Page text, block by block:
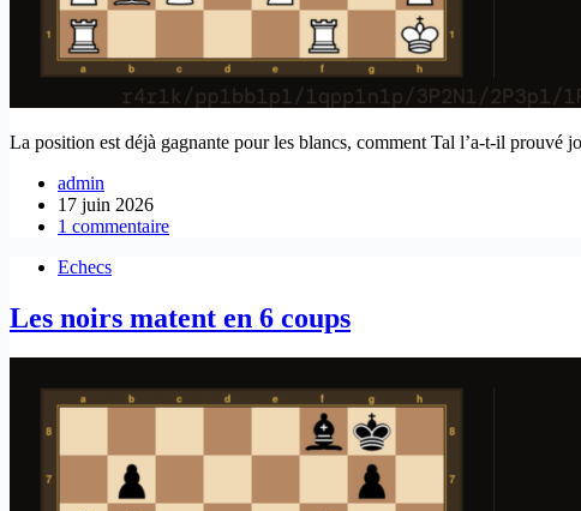
La position est déjà gagnante pour les blancs, comment Tal l’a-t-il prouvé
admin
17 juin 2026
1 commentaire
Echecs
Les noirs matent en 6 coups